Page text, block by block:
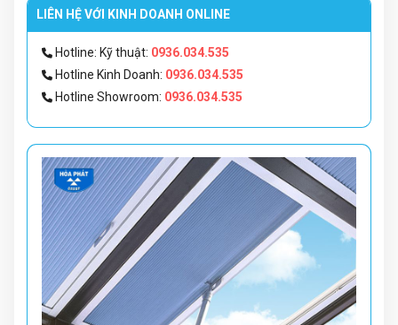
LIÊN HỆ VỚI KINH DOANH ONLINE
Hotline: Kỹ thuật: 0936.034.535
Hotline Kinh Doanh: 0936.034.535
Hotline Showroom: 0936.034.535